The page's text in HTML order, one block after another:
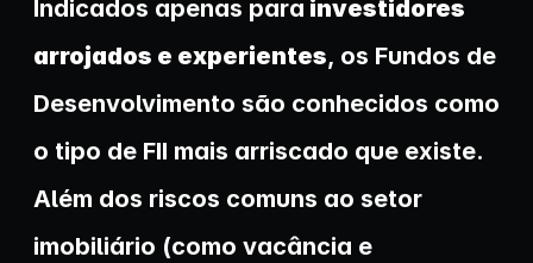
Indicados apenas para investidores
arrojados e experientes, os Fundos de
Desenvolvimento são conhecidos como
o tipo de FII mais arriscado que existe.
Além dos riscos comuns ao setor
imobiliário (como vacância e